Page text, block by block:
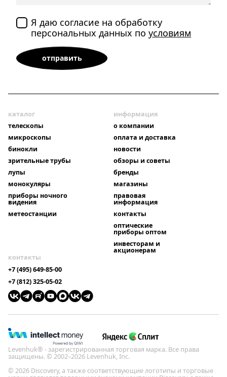
Я даю согласие на обработку
персональных данных поусловиям
каталог
телескопы
микроскопы
бинокли
зрительные трубы
лупы
монокуляры
приборы ночного
видения
метеостанции
информация
о компании
оплата и доставка
новости
обзоры и советы
бренды
магазины
правовая
информация
контакты
оптические
приборы оптом
инвесторам и
акционерам
контакты
+7 (495) 649-85-00
+7 (812) 325-05-02
Levenhuk® - зарегистрированная торговая марка. Все права
защищены. © 2002–2026 Levenhuk, Inc.
© 2026 Discovery, а также соответствующие логотипы и торговые